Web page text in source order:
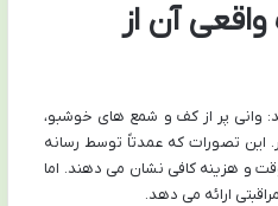
آن از
وانی پر از کف و شمع های خوشبو،
این تصورات که عمدتاً توسط رسانه
و هزینه کافی نشان می دهند. اما
ارائه می دهد.